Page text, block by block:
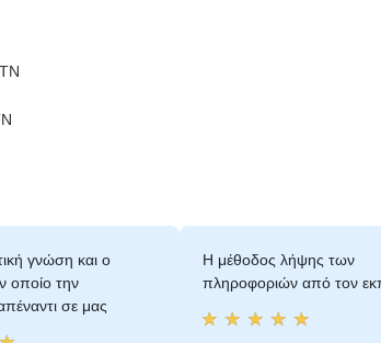
γνώση και ο
οποίο την
σε μας
Η μέθοδος λήψης των
πληροφοριών από τον